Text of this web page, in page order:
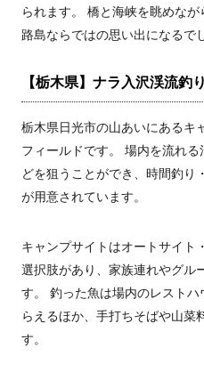
られます。 橋と海峡を眺めな
路島ならではの思い出になるで
【栃木県】ナラ入沢渓流釣
栃木県日光市の山あいにあるキ
フィールドです。 場内を流れ
どを狙うことができ、時間釣り
が用意されています。
キャンプサイトはオートサイト
選択肢があり、家族連れやグル
す。 釣った魚は場内のレスト
らえるほか、手打ちそばや山菜
す。